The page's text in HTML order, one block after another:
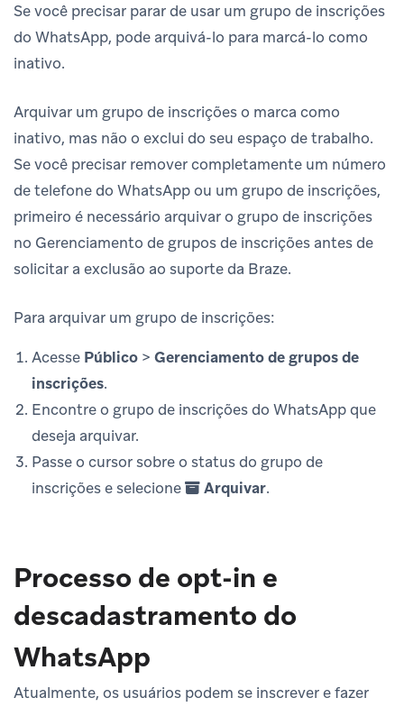
Se você precisar parar de usar um grupo de inscrições
do WhatsApp, pode arquivá-lo para marcá-lo como
inativo.
Arquivar um grupo de inscrições o marca como
inativo, mas não o exclui do seu espaço de trabalho.
Se você precisar remover completamente um número
de telefone do WhatsApp ou um grupo de inscrições,
primeiro é necessário arquivar o grupo de inscrições
no Gerenciamento de grupos de inscrições antes de
solicitar a exclusão ao suporte da Braze.
Para arquivar um grupo de inscrições:
Acesse Público > Gerenciamento de grupos de
inscrições.
Encontre o grupo de inscrições do WhatsApp que
deseja arquivar.
Passe o cursor sobre o status do grupo de
inscrições e selecione
Arquivar.
Processo de opt-in e
descadastramento do
WhatsApp
Atualmente, os usuários podem se inscrever e fazer